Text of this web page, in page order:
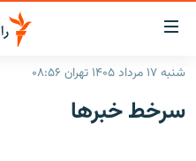
لینک‌های
قابلیت
دسترسی
بازگشت
ایران
شنبه ۱۷ مرداد ۱۴۰۵ تهران ۰۸:۵۶
سرخط‌ خبرها